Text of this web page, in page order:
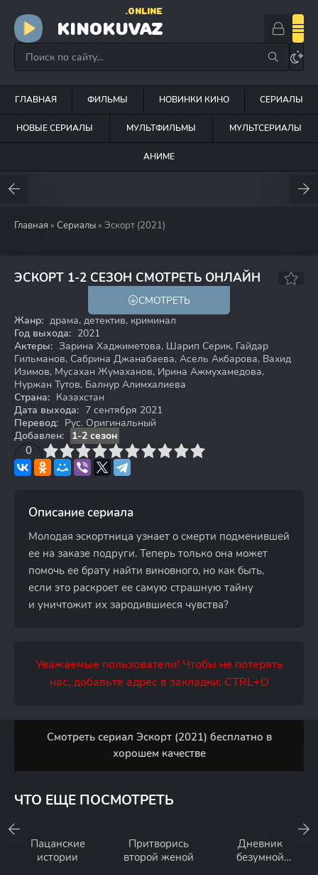
KINOKUVAZ
.ONLINE
ГЛАВНАЯ ФИЛЬМЫ НОВИНКИ КИНО СЕРИАЛЫ
НОВЫЕ СЕРИАЛЫ МУЛЬТФИЛЬМЫ МУЛЬТСЕРИАЛЫ
АНИМЕ
Главная » Сериалы » Эскорт (2021)
ЭСКОРТ 1-2 СЕЗОН СМОТРЕТЬ ОНЛАЙН
6.6 5.3
СМОТРЕТЬ
Жанр: драма, детектив, криминал
Год выхода: 2021
Актеры: Зарина Хаджиметова, Шарип Серик, Гайдар
Гильманов, Сабрина Джанабаева, Асель Акбарова, Вахид
Изимов, Мусахан Жумаханов, Ирина Ажмухамедова,
Нуржан Тутов, Балнур Алимхалиева
Страна: Казахстан
Дата выхода: 7 сентября 2021
Перевод: Рус. Оригинальный
Добавлен:
1-2 сезон
0
4 6 7 8 9 10
Описание сериала
Молодая эскортница узнает о смерти подменившей
ее на заказе подруги. Теперь только она может
помочь ее брату найти виновного, но как быть,
если это раскроет ее самую страшную тайну
и уничтожит их зародившиеся чувства?
Уважаемые пользователи! Чтобы не потерять
нас, добавьте адрес в закладки: CTRL+D
Смотреть сериал Эскорт (2021) бесплатно в
хорошем качестве
ЧТО ЕЩЕ ПОСМОТРЕТЬ
Пацанские
истории
Притворись
второй женой
Дневник
безумной